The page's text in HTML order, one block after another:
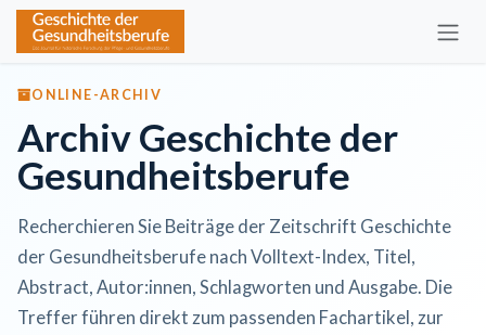
Zum Inhalt springen
ONLINE-ARCHIV
Archiv Geschichte der
Gesundheitsberufe
Recherchieren Sie Beiträge der Zeitschrift Geschichte
der Gesundheitsberufe nach Volltext-Index, Titel,
Abstract, Autor:innen, Schlagworten und Ausgabe. Die
Treffer führen direkt zum passenden Fachartikel, zur